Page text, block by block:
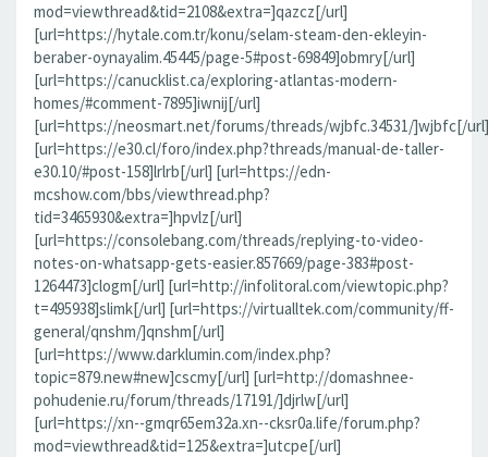
mod=viewthread&tid=2108&extra=]qazcz[/url]
[url=https://hytale.com.tr/konu/selam-steam-den-ekleyin-
beraber-oynayalim.45445/page-5#post-69849]obmry[/url]
[url=https://canucklist.ca/exploring-atlantas-modern-
homes/#comment-7895]iwnij[/url]
[url=https://neosmart.net/forums/threads/wjbfc.34531/]wjbfc[/url]
[url=https://e30.cl/foro/index.php?threads/manual-de-taller-
e30.10/#post-158]lrlrb[/url] [url=https://edn-
mcshow.com/bbs/viewthread.php?
tid=3465930&extra=]hpvlz[/url]
[url=https://consolebang.com/threads/replying-to-video-
notes-on-whatsapp-gets-easier.857669/page-383#post-
1264473]clogm[/url] [url=http://infolitoral.com/viewtopic.php?
t=495938]slimk[/url] [url=https://virtualltek.com/community/ff-
general/qnshm/]qnshm[/url]
[url=https://www.darklumin.com/index.php?
topic=879.new#new]cscmy[/url] [url=http://domashnee-
pohudenie.ru/forum/threads/17191/]djrlw[/url]
[url=https://xn--gmqr65em32a.xn--cksr0a.life/forum.php?
mod=viewthread&tid=125&extra=]utcpe[/url]